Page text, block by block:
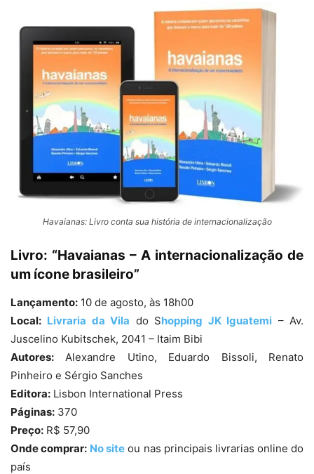
Havaianas: Livro conta sua história de internacionalização
Livro: “Havaianas – A internacionalização de
um ícone brasileiro”
Lançamento: 10 de agosto, às 18h00
Local: Livraria da Vila do Shopping JK Iguatemi – Av.
Juscelino Kubitschek, 2041 – Itaim Bibi
Autores: Alexandre Utino, Eduardo Bissoli, Renato
Pinheiro e Sérgio Sanches
Editora: Lisbon International Press
Páginas: 370
Preço: R$ 57,90
Onde comprar: No site ou nas principais livrarias online do
país